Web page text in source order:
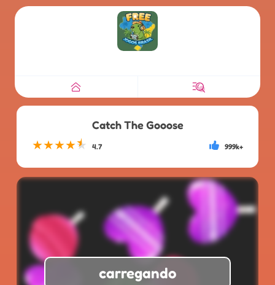
Catch The Gooose
★★★★★ 4.7 999k+
carregando